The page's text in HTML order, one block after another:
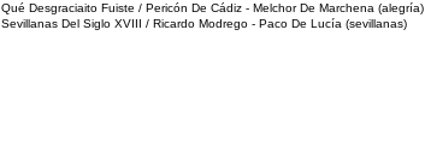
Desgraciaito Fuiste / Pericón De Cádiz - Melchor De Marchena (alegría)
Del Siglo XVIII / Ricardo Modrego - Paco De Lucía (sevillanas)